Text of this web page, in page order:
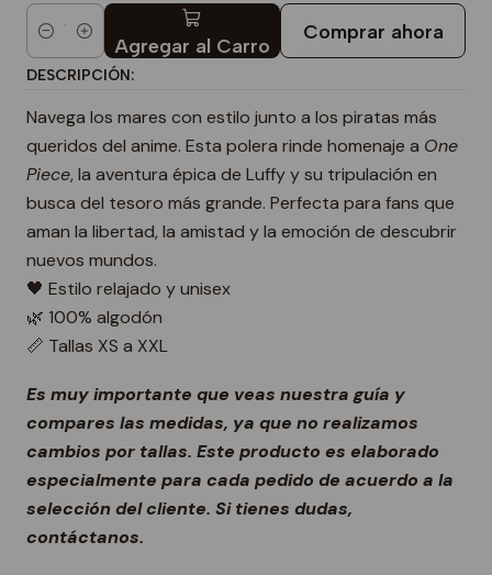
Cantidad Agregar al Carro
Comprar ahora
DESCRIPCIÓN:
Navega los mares con estilo junto a los piratas más
queridos del anime. Esta polera rinde homenaje a One
Piece, la aventura épica de Luffy y su tripulación en
busca del tesoro más grande. Perfecta para fans que
aman la libertad, la amistad y la emoción de descubrir
nuevos mundos.
🖤 Estilo relajado y unisex
🌿 100% algodón
📏 Tallas XS a XXL
Es muy importante que veas nuestra guía y
compares las medidas, ya que no realizamos
cambios por tallas. Este producto es elaborado
especialmente para cada pedido de acuerdo a la
selección del cliente. Si tienes dudas,
contáctanos.